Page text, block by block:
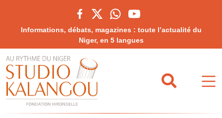
Informations, débats, magazines : toute l’actualité du
Niger, en 5 langues